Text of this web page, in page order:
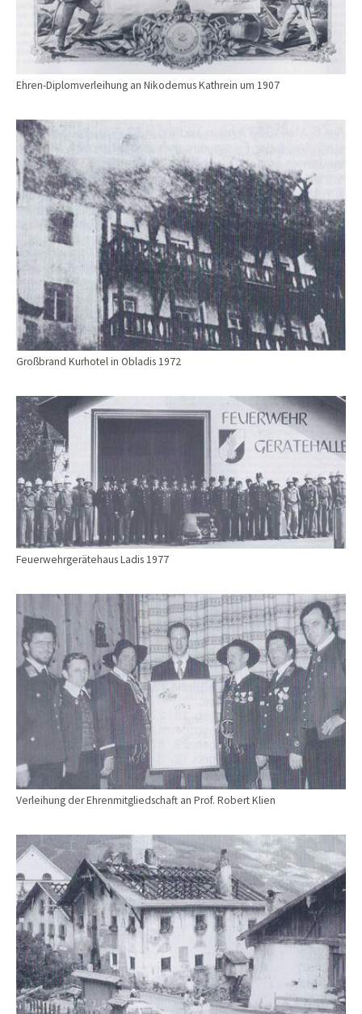
Ehren-Diplomverleihung an Nikodemus Kathrein um 1907
Show larger version for:
Großbrand Kurhotel in Obladis 1972
Show larger version for:
Feuerwehrgerätehaus Ladis 1977
Show larger version for:
Verleihung der Ehrenmitgliedschaft an Prof. Robert Klien
Show larger version for: